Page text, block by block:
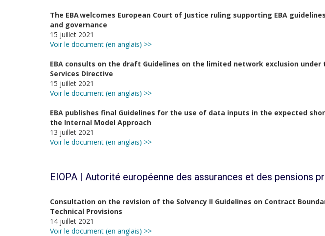
The EBA welcomes European Court of Justice ruling supporting EBA
and governance
15 juillet 2021
Voir le document (en anglais) >>
EBA consults on the draft Guidelines on the limited network exclusion under
Services Directive
15 juillet 2021
Voir le document (en anglais) >>
EBA publishes final Guidelines for the use of data inputs in the expected
the Internal Model Approach
13 juillet 2021
Voir le document (en anglais) >>
EIOPA | Autorité européenne des assurances et des pensions
Consultation on the revision of the Solvency II Guidelines on Contract
Technical Provisions
14 juillet 2021
Voir le document (en anglais) >>